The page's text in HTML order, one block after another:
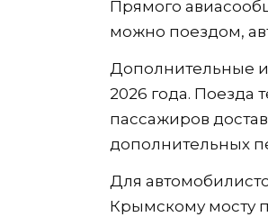
Прямого
можно поездом,
Дополнительные
2026 года. Поезда
пассажиров
дополнительных
Для
Крымскому мосту